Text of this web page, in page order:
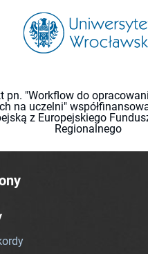
pn. "Workflow do
na uczelni"
z Europejskiego
Regionalnego